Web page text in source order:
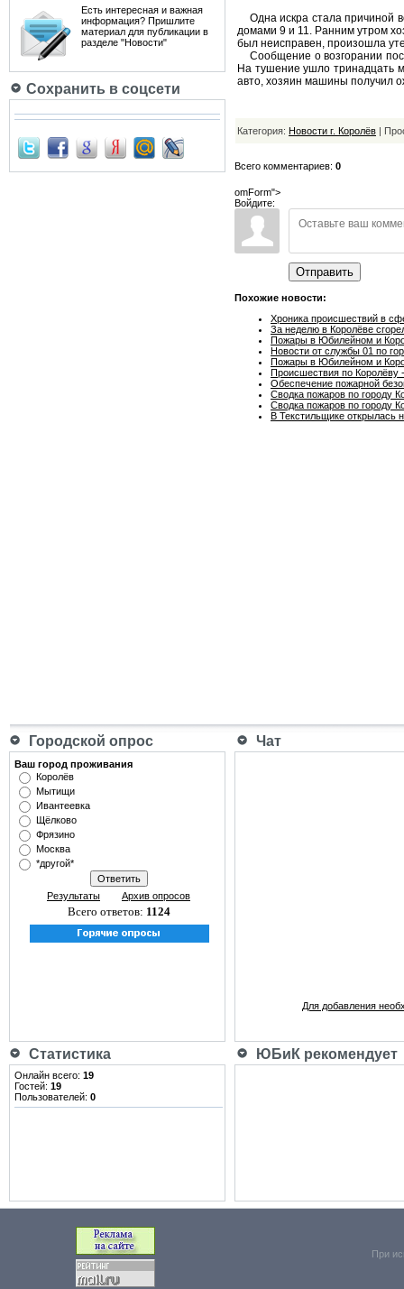
Есть интересная и важная
информация? Пришлите
материал для публикации в
разделе "Новости"
Сохранить в соцсети
Одна искра стала причиной
домами 9 и 11. Ранним утром
был неисправен, произошла
Сообщение о возгорании
На тушение ушло тринадцать
авто, хозяин машины получил
Категория: Новости г. Королёв |
Всего комментариев: 0
omForm">
Войдите:
Отправить
Похожие новости:
Хроника происшествий в
За неделю в Королёве
Пожары в Юбилейном и
Новости от службы 01 по
Пожары в Юбилейном и
Происшествия по Королёву
Обеспечение пожарной
Сводка пожаров по городу
Сводка пожаров по городу
В Текстильщике открылась
Городской опрос Чат
Ваш город проживания
Королёв
Мытищи
Ивантеевка
Щёлково
Фрязино
Москва
*другой*
Результаты Архив опросов
Всего ответов: 1124
Для добавления
Статистика ЮБиК рекомендует
Онлайн всего: 19
Гостей: 19
Пользователей: 0
При